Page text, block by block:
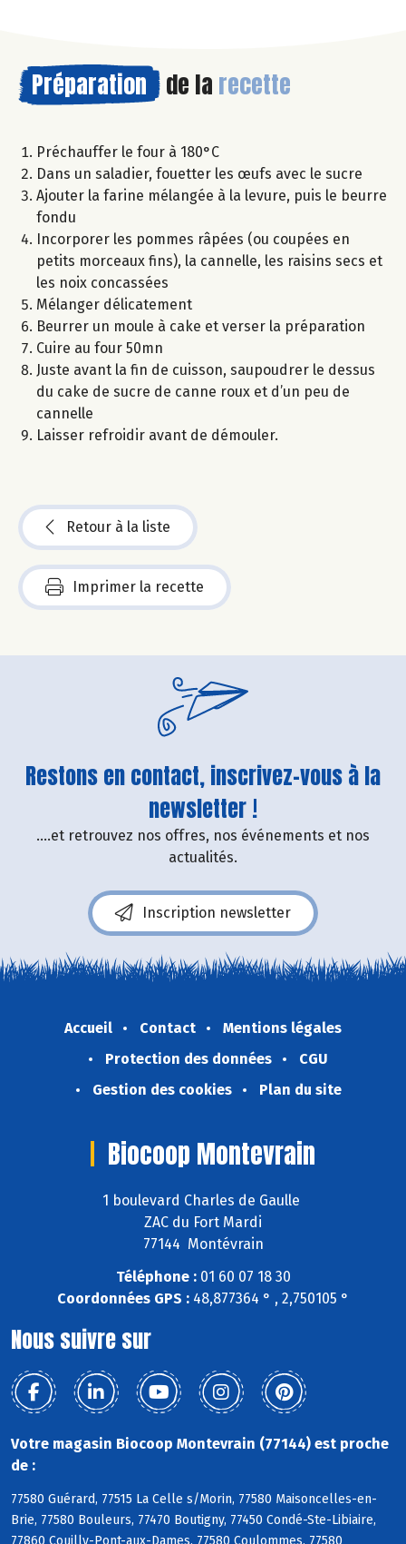
Préparation de la recette
Préchauffer le four à 180°C
Dans un saladier, fouetter les œufs avec le sucre
Ajouter la farine mélangée à la levure, puis le beurre
fondu
Incorporer les pommes râpées (ou coupées en
petits morceaux fins), la cannelle, les raisins secs et
les noix concassées
Mélanger délicatement
Beurrer un moule à cake et verser la préparation
Cuire au four 50mn
Juste avant la fin de cuisson, saupoudrer le dessus
du cake de sucre de canne roux et d’un peu de
cannelle
Laisser refroidir avant de démouler.
Retour à la liste
Imprimer la recette
Restons en contact, inscrivez-vous à la
newsletter !
....et retrouvez nos offres, nos événements et nos
actualités.
Inscription newsletter
Accueil Contact
Mentions légales
Protection des données
CGU
Gestion des cookies
Plan du site
Biocoop Montevrain
1 boulevard Charles de Gaulle
ZAC du Fort Mardi
77144 Montévrain
Téléphone :01 60 07 18 30
Coordonnées GPS : 48,877364 ° , 2,750105 °
Nous suivre sur
Votre magasin Biocoop Montevrain (77144) est proche
de :
77580 Guérard, 77515 La Celle s/Morin, 77580 Maisoncelles-en-
Brie, 77580 Bouleurs, 77470 Boutigny, 77450 Condé-Ste-Libiaire,